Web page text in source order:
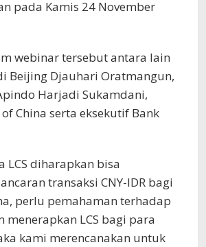
pada Kamis 24 November
webinar tersebut antara lain
Beijing Djauhari Oratmangun,
Harjadi Sukamdani,
China serta eksekutif Bank
LCS diharapkan bisa
transaksi CNY-IDR bagi
perlu pemahaman terhadap
LCS bagi para
kami merencanakan untuk